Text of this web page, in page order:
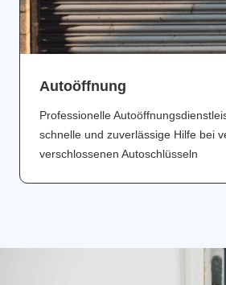
Аutoöffnung
Professionelle
schnelle und zuverlässige Hilfe bei
verschlossenen Autoschlüsseln